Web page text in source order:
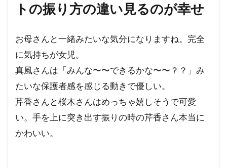
トの振り方の違い見るのが幸せ
お母さんと一緒みたいな気分になりますね。完全
に気持ちが女児。
真風さんは「みんな〜〜できるかな〜〜？？」み
たいな保護者感を感じる動きで優しい。
芹香さんと桜木さんはめっちゃ嬉しそうで可愛
い。手を上に突き出す振りの時の芹香さん本当に
かわいい。